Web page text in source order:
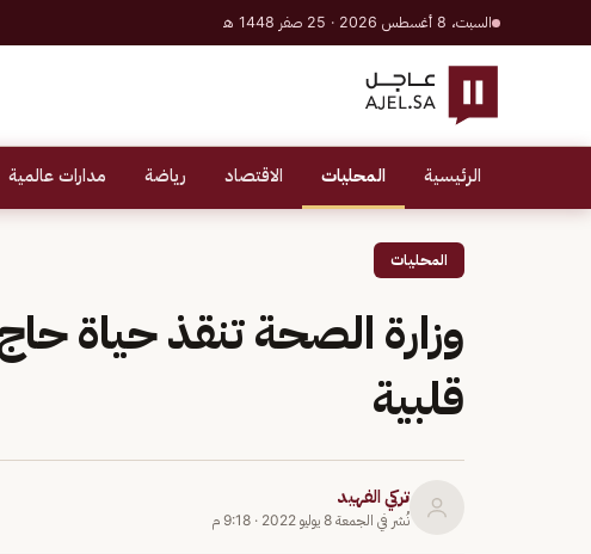
السبت، 8 أغسطس 2026 · 25 صفر 1448 هـ
الرئيسية المحليات الاقتصاد رياضة مدارات عالمية
المحليات
وزارة الصحة تنقذ حياة
قلبية
تركي الفهيد
نُشر في الجمعة 8 يوليو 2022 · 9:18 م